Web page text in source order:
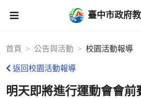
臺中市政府
首頁 公告與活動 校園活動報導
返回校園活動報導
明天即將進行運動會會前